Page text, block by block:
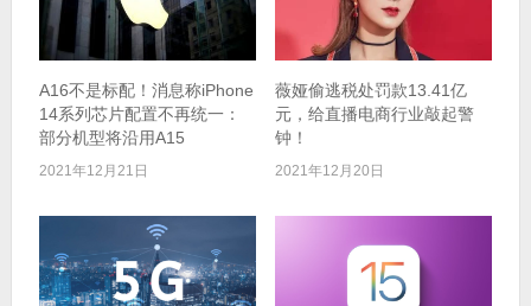
A16不是标配！消息称iPhone
14系列芯片配置不再统一：
部分机型将沿用A15
2021年12月21日
薇娅偷逃税处罚款13.41亿
元，给直播电商行业敲起警
钟！
2021年12月20日